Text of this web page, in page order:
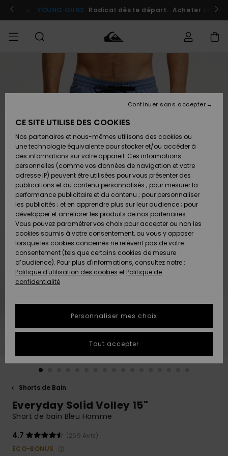
l'information
le
Se connecter / s'inscrire
YOUNG GUNS Radical dès le départ. Acheter
Vêtements
Chaussures
& Tongs
Surf
Snow
Nouveautés
A
Découvrir
Vêtements
Chaussures
& Tongs
Surf
Snow
Nouveautés
A
Découvrir
FEMME
Shop
A
Découvrir
Snow
SURF
Surf
Shop
Homme
Surf
Shop
Enfant
Highlights
Communauté
SNOW
Snow
Shop
Homme
Snow
Shop
Enfant
Snow
Shop
Femme
A
Découvrir
Communauté
OUTLET
Outlet
Homme
Enfant
Outlet
Femme
AIDE &
CONTACT
Accéder à
ma
commande
Retours
Paiement
Carte
Cadeau
Quiksilver
Freedom
Protection
des
tailles
plus rapide
à votre
Démarrer
MAGASINS
QUIKSILVER
Shorts de Bain
Everyday Solid Volley 15"
Short de bain Bleu Homme
4.7
(269 Avis)
ECO-BONUS
CE SITE UTILISE DES COOKIES
Nos partenaires et nous-mêmes utilisons des cookies ou
une technologie équivalente pour stocker et/ou accéder à
des informations sur votre appareil. Ces informations
personnelles (comme vos données de navigation et votre
adresse IP) peuvent être utilisées pour vous présenter des
publications et du contenu personnalisés ; pour mesurer la
performance publicitaire et du contenu ; pour personnaliser
les publicités ; et en apprendre plus sur leur audience ; pour
développer et améliorer les produits de nos partenaires.
Vous pouvez paramétrer vos choix pour accepter ou non les
cookies soumis à votre consentement, ou vous y opposer
lorsque les cookies concernés ne relèvent pas de votre
consentement (tels que certains cookies de mesure
d’audience). Pour plus d'informations, consultez notre :
Politique d'utilisation des cookies et Politique de
confidentialité
Personnaliser mes choix
Continuer sans accepter
Tout accepter